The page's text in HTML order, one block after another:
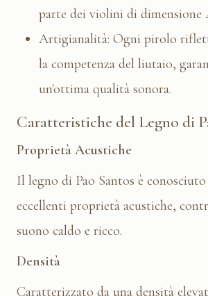
parte dei violini di dimensione
Artigianalità: Ogni pirolo
la competenza del liutaio,
un'ottima qualità sonora.
Caratteristiche del Legno di
Proprietà Acustiche
Il legno di Pao Santos è conosciuto
eccellenti proprietà acustiche,
suono caldo e ricco.
Densità
Caratterizzato da una densità